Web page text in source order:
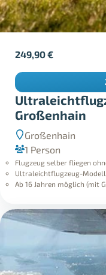
Großenhain
Großenhain
1 Person
Flugzeug selber fliegen
Ultraleichtflugzeug-
Ab 16 Jahren möglich (mit
249,90€